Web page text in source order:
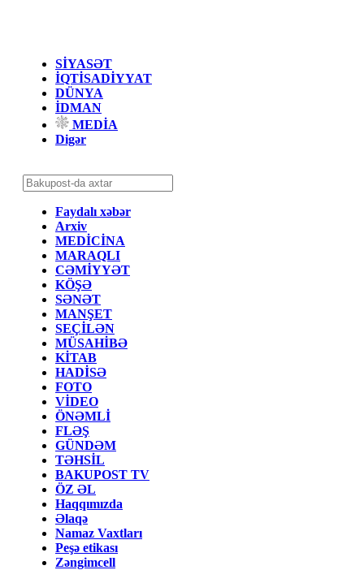
SİYASƏT
İQTİSADİYYAT
DÜNYA
İDMAN
MEDİA
Digər
Faydalı xəbər
Arxiv
MEDİCİNA
MARAQLI
CƏMİYYƏT
KÖŞƏ
SƏNƏT
MANŞET
SEÇİLƏN
MÜSAHİBƏ
KİTAB
HADİSƏ
FOTO
VİDEO
ÖNƏMLİ
FLƏŞ
GÜNDƏM
TƏHSİL
BAKUPOST TV
ÖZ ƏL
Haqqımızda
Əlaqə
Namaz Vaxtları
Peşə etikası
Zəngimcell